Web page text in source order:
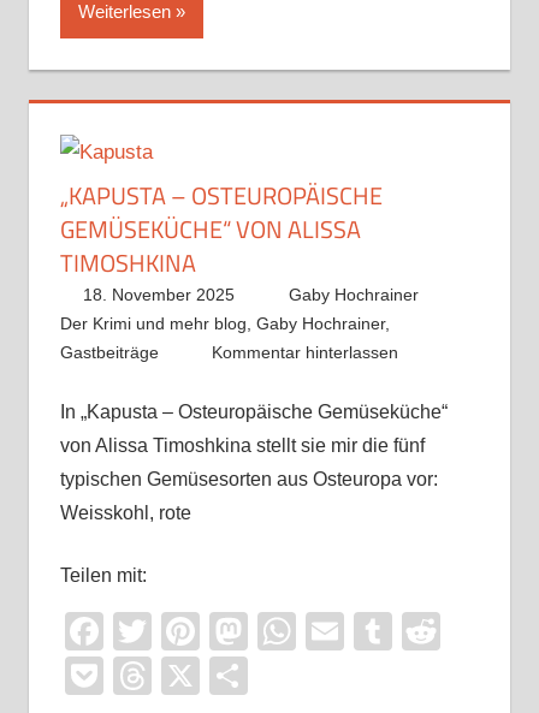
Weiterlesen
„KAPUSTA – OSTEUROPÄISCHE
GEMÜSEKÜCHE“ VON ALISSA
TIMOSHKINA
18. November 2025
Gaby Hochrainer
Der Krimi und mehr blog, Gaby Hochrainer,
Gastbeiträge
Kommentar hinterlassen
In „Kapusta – Osteuropäische Gemüseküche“
von Alissa Timoshkina stellt sie mir die fünf
typischen Gemüsesorten aus Osteuropa vor:
Weisskohl, rote
Teilen mit:
Facebook
TwitterPinterest
Mastodon
WhatsApp
EmailTumblr
PocketThreads
X